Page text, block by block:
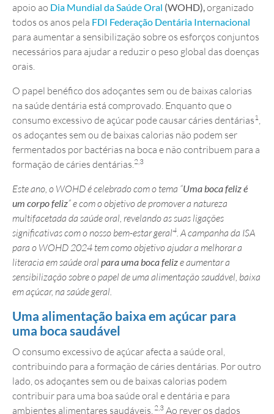
apoio ao Dia Mundial da Saúde Oral (WOHD),organizado
todos os anos pela FDI Federação Dentária Internacional
para aumentar a sensibilização sobre os esforços conjuntos
necessários para ajudar a reduzir o peso global das doenças
orais.
O papel benéfico dos adoçantes sem ou de baixas calorias
na saúde dentária está comprovado. Enquanto que o
consumo excessivo de açúcar pode causar cáries dentárias1
os adoçantes sem ou de baixas calorias não podem ser
fermentados por bactérias na boca e não contribuem para a
formação de cáries dentárias. 2,3
Este ano, o WOHD é celebrado com o tema “Uma boca feliz é
um corpo feliz” e com o objetivo de promover a natureza
multifacetada da saúde oral, revelando as suas ligações
significativas com o nosso bem-estar geral4 A campanha da ISA
para o WOHD 2024 tem como objetivo ajudar a melhorar a
literacia em saúde oral para uma boca felize aumentar a
sensibilização sobre o papel de uma alimentação saudável, baixa
em açúcar, na saúde geral.
Uma alimentação baixa em açúcar para
uma boca saudável
O consumo excessivo de açúcar afecta a saúde oral,
contribuindo para a formação de cáries dentárias. Por outro
lado, os adoçantes sem ou de baixas calorias podem
contribuir para uma boa saúde oral e dentária e para
ambientes alimentares saudáveis. 2,3 Ao rever os dados